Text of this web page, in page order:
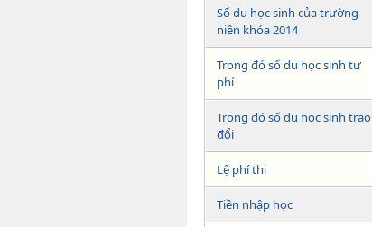
Số du học sinh của trường
niên khóa 2014
Trong đó số du học sinh tư
phí
Trong đó số du học sinh trao
đổi
Lệ phí thi
Tiền nhập học